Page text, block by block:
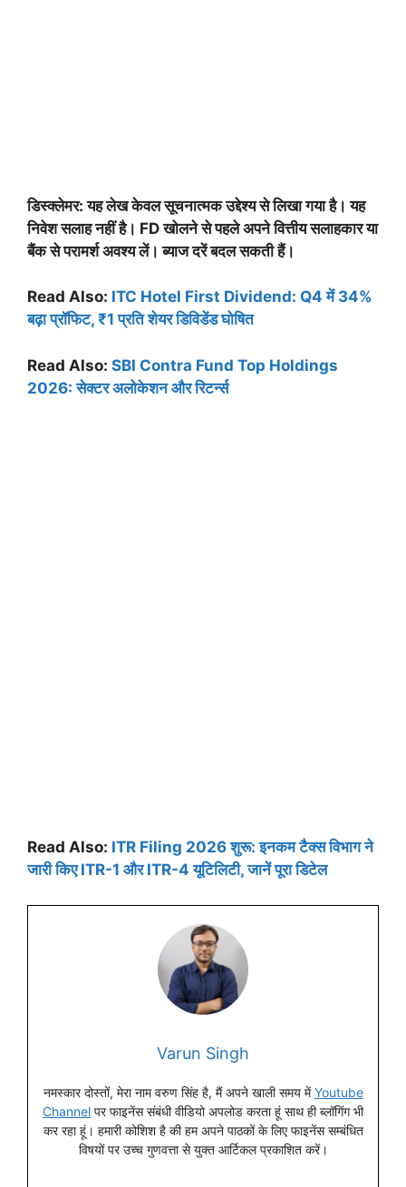
डिस्क्लेमर: यह लेख केवल सूचनात्मक उद्देश्य से लिखा गया है। यह
निवेश सलाह नहीं है। FD खोलने से पहले अपने वित्तीय सलाहकार या
बैंक से परामर्श अवश्य लें। ब्याज दरें बदल सकती हैं।
Read Also: ITC Hotel First Dividend: Q4 में 34%
बढ़ा प्रॉफिट, ₹1 प्रति शेयर डिविडेंड घोषित
Read Also: SBI Contra Fund Top Holdings
2026: सेक्टर अलोकेशन और रिटर्न्स
Read Also: ITR Filing 2026 शुरू: इनकम टैक्स विभाग ने
जारी किए ITR-1 और ITR-4 यूटिलिटी, जानें पूरा डिटेल
Varun Singh
नमस्कार दोस्तों, मेरा नाम वरुण सिंह है, मैं अपने खाली समय मेंYoutube
Channel पर फाइनेंस संबंधी वीडियो अपलोड करता हूं साथ ही ब्लॉगिंग भी
कर रहा हूं। हमारी कोशिश है की हम अपने पाठकों के लिए फाइनेंस सम्बंधित
विषयों पर उच्च गुणवत्ता से युक्त आर्टिकल प्रकाशित करें।